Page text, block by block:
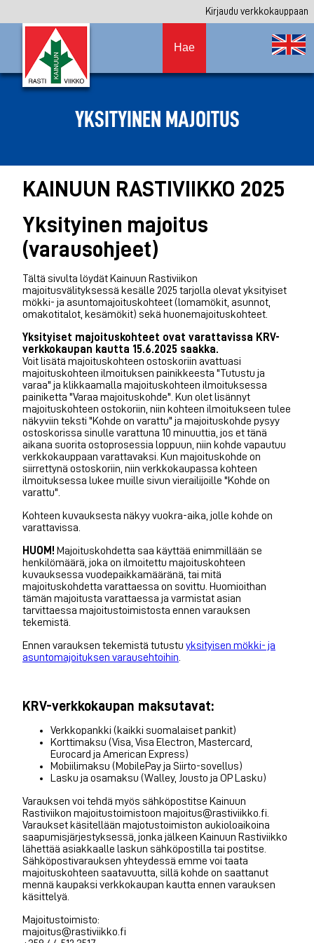
Kirjaudu verkkokauppaan
Hae
YKSITYINEN MAJOITUS
KAINUUN RASTIVIIKKO 2025
Yksityinen majoitus
(varausohjeet)
Tältä sivulta löydät Kainuun Rastiviikon
majoitusvälityksessä kesälle 2025 tarjolla olevat yksityiset
mökki- ja asuntomajoituskohteet (lomamökit, asunnot,
omakotitalot, kesämökit) sekä huonemajoituskohteet.
Yksityiset majoituskohteet ovat varattavissa KRV-
verkkokaupan kautta 15.6.2025 saakka.
Voit lisätä majoituskohteen ostoskoriin avattuasi
majoituskohteen ilmoituksen painikkeesta "Tutustu ja
varaa" ja klikkaamalla majoituskohteen ilmoituksessa
painiketta "Varaa majoituskohde". Kun olet lisännyt
majoituskohteen ostokoriin, niin kohteen ilmoitukseen tulee
näkyviin teksti "Kohde on varattu" ja majoituskohde pysyy
ostoskorissa sinulle varattuna 10 minuuttia, jos et tänä
aikana suorita ostoprosessia loppuun, niin kohde vapautuu
verkkokauppaan varattavaksi. Kun majoituskohde on
siirrettynä ostoskoriin, niin verkkokaupassa kohteen
ilmoituksessa lukee muille sivun vierailijoille "Kohde on
varattu".
Kohteen kuvauksesta näkyy vuokra-aika, jolle kohde on
varattavissa.
HUOM! Majoituskohdetta saa käyttää enimmillään se
henkilömäärä, joka on ilmoitettu majoituskohteen
kuvauksessa vuodepaikkamääränä, tai mitä
majoituskohdetta varattaessa on sovittu. Huomioithan
tämän majoitusta varattaessa ja varmistat asian
tarvittaessa majoitustoimistosta ennen varauksen
tekemistä.
Ennen varauksen tekemistä tutustu yksityisen mökki- ja
asuntomajoituksen varausehtoihin
KRV-verkkokaupan maksutavat:
Verkkopankki (kaikki suomalaiset pankit)
Korttimaksu (Visa, Visa Electron, Mastercard,
Eurocard ja American Express)
Mobiilimaksu (MobilePay ja Siirto-sovellus)
Lasku ja osamaksu (Walley, Jousto ja OP Lasku)
Varauksen voi tehdä myös sähköpostitse Kainuun
Rastiviikon majoitustoimistoon majoitus@rastiviikko.fi.
Varaukset käsitellään majotustoimiston aukioloaikoina
saapumisjärjestyksessä, jonka jälkeen Kainuun Rastiviikko
lähettää asiakkaalle laskun sähköpostilla tai postitse.
Sähköpostivarauksen yhteydessä emme voi taata
majoituskohteen saatavuutta, sillä kohde on saattanut
mennä kaupaksi verkkokaupan kautta ennen varauksen
käsittelyä.
Majoitustoimisto:
majoitus@rastiviikko.fi